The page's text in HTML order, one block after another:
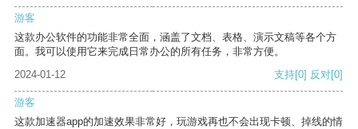
游客
这款办公软件的功能非常全面，涵盖了文档、表格、演示文稿等各个方
面。我可以使用它来完成日常办公的所有任务，非常方便。
2024-01-12
支持[0] 反对[0]
游客
这款加速器app的加速效果非常好，玩游戏再也不会出现卡顿、掉线的情